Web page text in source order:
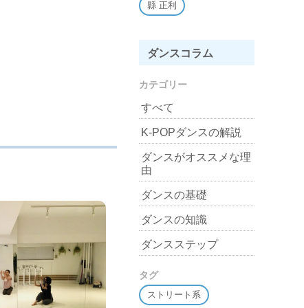
縣 正利
ダンスコラム
カテゴリー
すべて
K-POPダンスの解説
ダンスがオススメな理
由
ダンスの基礎
ダンスの知識
ダンスステップ
タグ
ストリート系